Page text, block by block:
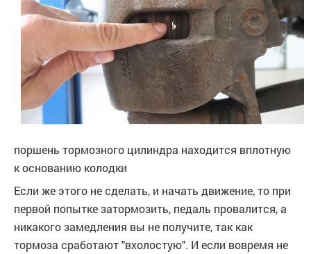
поршень тормозного цилиндра находится вплотную
к основанию колодки
Если же этого не сделать, и начать движение, то при
первой попытке затормозить, педаль провалится, а
никакого замедления вы не получите, так как
тормоза сработают "вхолостую". И если вовремя не